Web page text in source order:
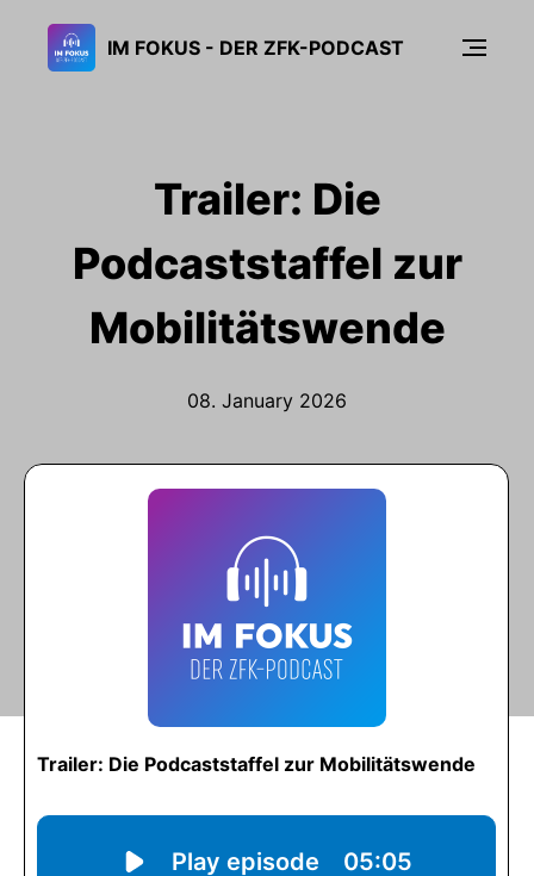
IM FOKUS - DER ZFK-PODCAST
Trailer: Die
Podcaststaffel zur
Mobilitätswende
08. January 2026